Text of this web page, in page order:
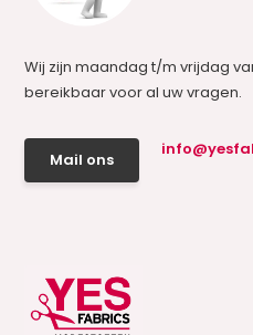
Wij zijn maandag t/m vrijdag
bereikbaar voor al uw vragen.
Mail ons